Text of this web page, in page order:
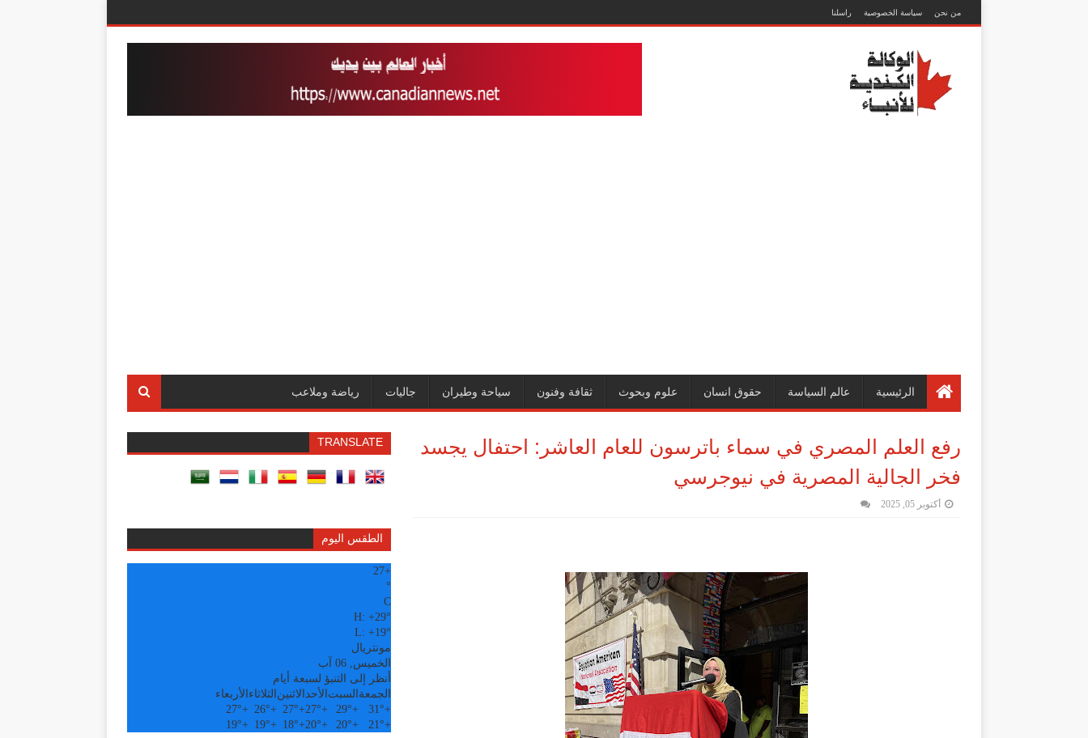
من نحن سياسة الخصوصية راسلنا
الرئيسية عالم السياسة حقوق انسان علوم وبحوث ثقافة وفنون سياحة وطيران جاليات رياضة وملاعب
رفع العلم المصري في سماء باترسون للعام العاشر: احتفال يجسد
فخر الجالية المصرية في نيوجرسي
أكتوبر 05, 2025
TRANSLATE
الطقس اليوم
+
27
°
C
H: +29°
L: +19°
مونتريال
الخميس, 06 آب
أنظر إلى التنبؤ لسبعة أيام
الجمعة السبت الأحد الاثنين الثلاثاء الأربعاء
+
31°
+
29°
+
27°
+
27°
+
26°
+
27°
+
21°
+
20°
+
20°
+
18°
+
19°
+
19°